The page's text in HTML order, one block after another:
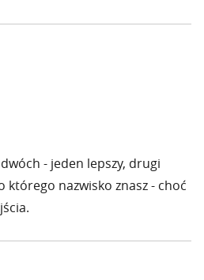
- jeden lepszy, drugi
którego nazwisko znasz - choć